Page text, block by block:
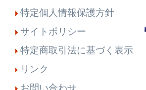
特定個人情報保護方針
サイトポリシー
特定商取引法に基づく表示
リンク
お問い合わせ